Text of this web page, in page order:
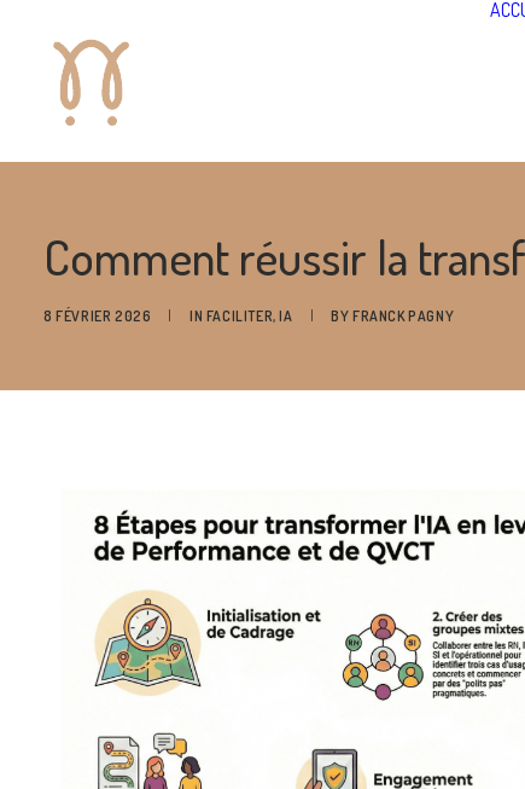
Comment réussir la
8 FÉVRIER 2026 IN FACILITER,IA BYFRANCK PAGNY